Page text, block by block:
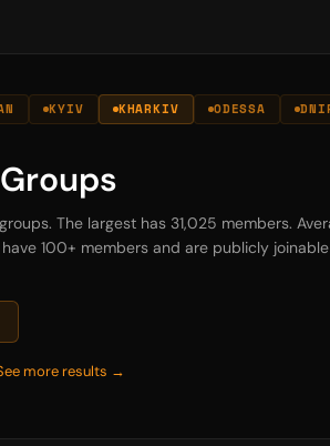
KYIV KHARKIV ODESSA
The largest has 31,025 members.
have 100+ members and are publicly
more results →